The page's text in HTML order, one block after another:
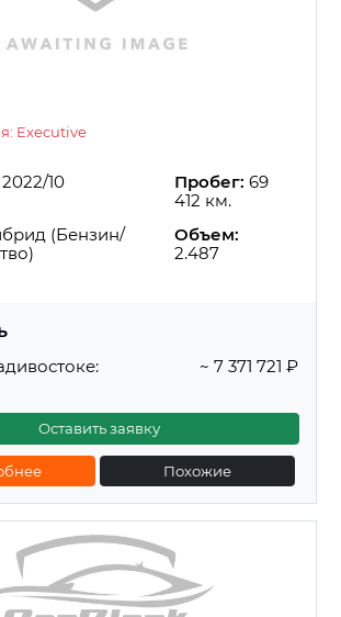
Executive
2022/10 Пробег: 69
412 км.
(Бензин/
Объем:
2.487
~ 7 371 721 ₽
Оставить заявку
Похожие